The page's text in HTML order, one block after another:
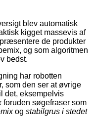
blev automatisk
kigget massevis af
de produkter
og som algoritmen
bedst.
har robotten
som den ser at øvrige
det, eksempelvis
foruden søgefraser som
og stabilgrus i stedet